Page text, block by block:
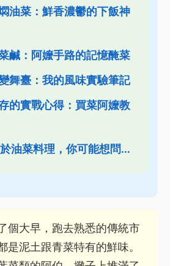
油菜：鮮香濃鬱的下飯神
鹹：阿嬤手路的記憶醃菜
舞臺：我的風味實驗筆記
的實戰心得：買菜阿嬤教
油菜料理，你可能想問...
個大早，跑去熟悉的傳統市
是泥土跟青菜特有的鮮味。